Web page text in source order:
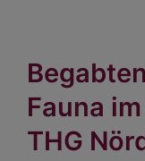
Fauna
THG